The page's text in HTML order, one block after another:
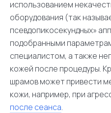
использованием
оборудования (так
псевдопикосекундных»
подобранными
специалистом, а также
кожей после процедуры.
шрамов может привести
кожи, например, при
после сеанса.